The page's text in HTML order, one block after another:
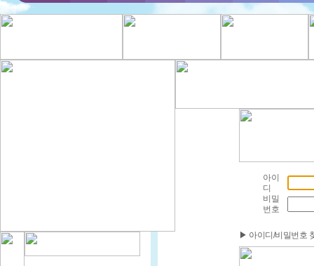
아이
디
비밀
번호
▶ 아이디/비밀번호